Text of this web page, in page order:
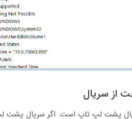
از سریال
پشت لپ تاپ است. اگر سریال پشت